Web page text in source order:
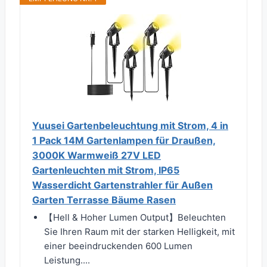
Yuusei Gartenbeleuchtung mit Strom, 4 in
1 Pack 14M Gartenlampen für Draußen,
3000K Warmweiß 27V LED
Gartenleuchten mit Strom, IP65
Wasserdicht Gartenstrahler für Außen
Garten Terrasse Bäume Rasen
【Hell & Hoher Lumen Output】Beleuchten
Sie Ihren Raum mit der starken Helligkeit, mit
einer beeindruckenden 600 Lumen
Leistung....